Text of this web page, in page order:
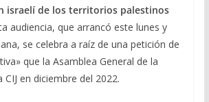
israelí de los territorios palestinos
audiencia, que arrancó este lunes y
se celebra a raíz de una petición de
que la Asamblea General de la
CIJ en diciembre del 2022.